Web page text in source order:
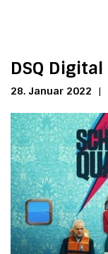
DSQ Digital
28. Januar 2022 |